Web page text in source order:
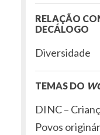
RELAÇÃO
DECÁLOGO
Diversidade
TEMAS DO
DINC –
Povos